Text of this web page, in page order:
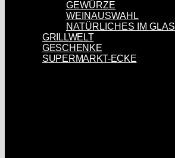
GEWÜRZE
WEINAUSWAHL
NATÜRLICHES IM GLAS
GRILLWELT
GESCHENKE
SUPERMARKT-ECKE